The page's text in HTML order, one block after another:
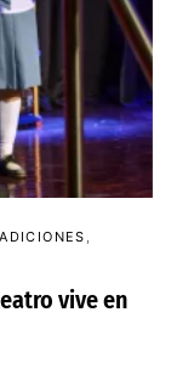
vive en